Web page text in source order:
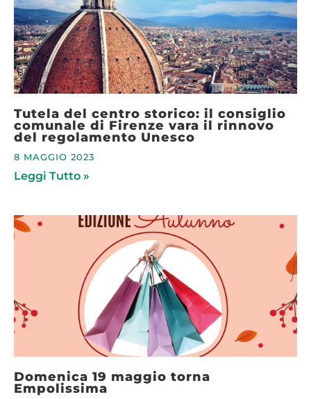
Tutela del centro storico: il consiglio
comunale di Firenze vara il rinnovo
del regolamento Unesco
8 MAGGIO 2023
Leggi Tutto »
Domenica 19 maggio torna
Empolissima